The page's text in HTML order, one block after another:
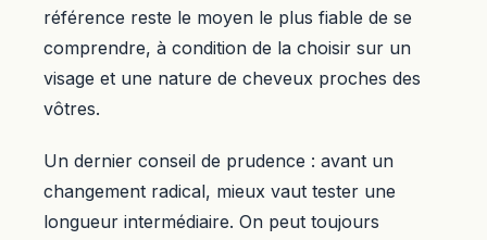
référence reste le moyen le plus fiable de se
comprendre, à condition de la choisir sur un
visage et une nature de cheveux proches des
vôtres.
Un dernier conseil de prudence : avant un
changement radical, mieux vaut tester une
longueur intermédiaire. On peut toujours